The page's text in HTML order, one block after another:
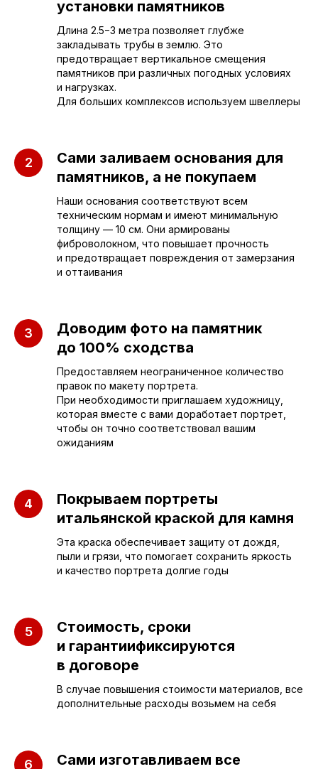
установки памятников
Длина 2.5−3 метра позволяет глубже
закладывать трубы в землю. Это
предотвращает вертикальное смещения
памятников при различных погодных условиях
и нагрузках.
Для больших комплексов используем швеллеры
Сами заливаем основания для
памятников, а не покупаем
Наши основания соответствуют всем
техническим нормам и имеют минимальную
толщину — 10 см. Они армированы
фиброволокном, что повышает прочность
и предотвращает повреждения от замерзания
и оттаивания
Доводим фото на памятник
до 100% сходства
Предоставляем неограниченное количество
правок по макету портрета.
При необходимости приглашаем художницу,
которая вместе с вами доработает портрет,
чтобы он точно соответствовал вашим
ожиданиям
Покрываем портреты
итальянской краской для камня
Эта краска обеспечивает защиту от дождя,
пыли и грязи, что помогает сохранить яркость
и качество портрета долгие годы
Стоимость, сроки
и гарантиификсируются
в договоре
В случае повышения стоимости материалов, все
дополнительные расходы возьмем на себя
Сами изготавливаем все
Приезжайте к нам
в офис
sleza-v-kamne64@yandex.ru
+7 (962) 629-39-39
Отдел продаж
Пугачёва, 156
ПАМЯТНИКИ
Бюджетные
г. Энгельс, Весёлая ул., 114
Вертикальные
Комплексы
ИНФОРМАЦИЯ
3D макеты
Наши работы
Руководитель мастерской